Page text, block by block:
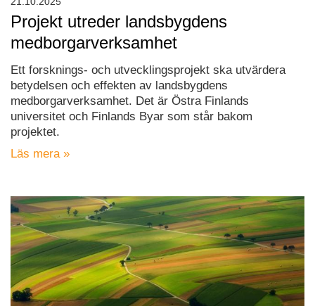
Projekt utreder landsbygdens
medborgarverksamhet
Ett forsknings- och utvecklingsprojekt ska utvärdera
betydelsen och effekten av landsbygdens
medborgarverksamhet. Det är Östra Finlands
universitet och Finlands Byar som står bakom
projektet.
Läs mera »